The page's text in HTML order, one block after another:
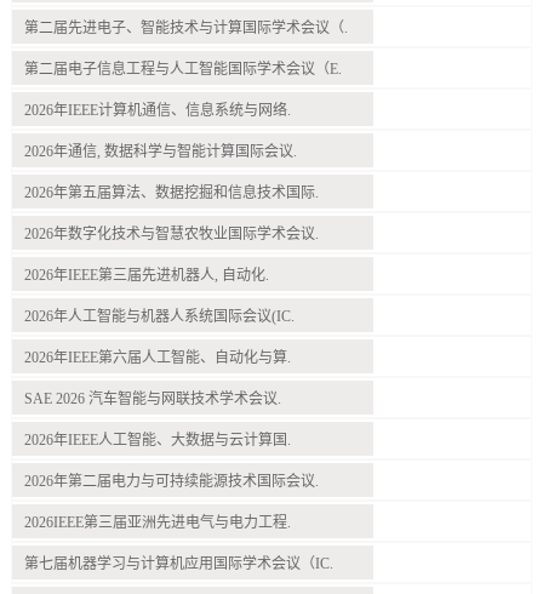
第二届先进电子、智能技术与计算国际学术会议（.
第二届电子信息工程与人工智能国际学术会议（E.
2026年IEEE计算机通信、信息系统与网络.
2026年通信, 数据科学与智能计算国际会议.
2026年第五届算法、数据挖掘和信息技术国际.
2026年数字化技术与智慧农牧业国际学术会议.
2026年IEEE第三届先进机器人, 自动化.
2026年人工智能与机器人系统国际会议(IC.
2026年IEEE第六届人工智能、自动化与算.
SAE 2026 汽车智能与网联技术学术会议.
2026年IEEE人工智能、大数据与云计算国.
2026年第二届电力与可持续能源技术国际会议.
2026IEEE第三届亚洲先进电气与电力工程.
第七届机器学习与计算机应用国际学术会议（IC.